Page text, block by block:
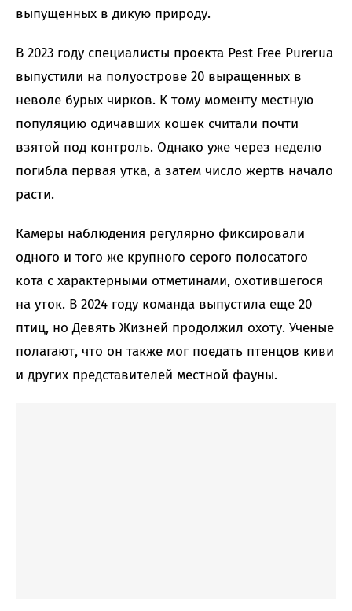
выпущенных в дикую природу.
В 2023 году специалисты проекта Pest Free Purerua
выпустили на полуострове 20 выращенных в
неволе бурых чирков. К тому моменту местную
популяцию одичавших кошек считали почти
взятой под контроль. Однако уже через неделю
погибла первая утка, а затем число жертв начало
расти.
Камеры наблюдения регулярно фиксировали
одного и того же крупного серого полосатого
кота с характерными отметинами, охотившегося
на уток. В 2024 году команда выпустила еще 20
птиц, но Девять Жизней продолжил охоту. Ученые
полагают, что он также мог поедать птенцов киви
и других представителей местной фауны.